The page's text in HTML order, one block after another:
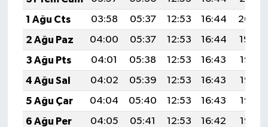
1 Ağu Cts
03:58 05:37 12:53 16:44
20:00
2 Ağu Paz
04:00 05:37 12:53 16:44
19:59
3 Ağu Pts
04:01 05:38 12:53 16:43
19:58
4 Ağu Sal
04:02 05:39 12:53 16:43
19:57
5 Ağu Çar
04:04 05:40 12:53 16:43
19:56
6 Ağu Per
04:05 05:41 12:53 16:42
19:55